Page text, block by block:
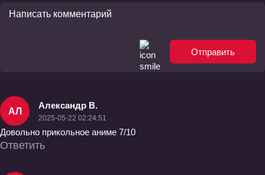
Отправить
АЛ
Александр В.
2025-05-22 02:24:51
Довольно прикольное аниме 7/10
Ответить